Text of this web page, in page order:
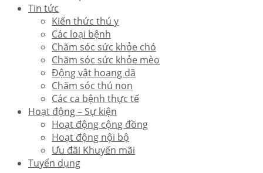
Tin tức
Kiến thức thú y
Các loại bệnh
Chăm sóc sức khỏe chó
Chăm sóc sức khỏe mèo
Động vật hoang dã
Chăm sóc thú non
Các ca bệnh thực tế
Hoạt động – Sự kiện
Hoạt động cộng đồng
Hoạt động nội bộ
Ưu đãi Khuyến mãi
Tuyển dụng